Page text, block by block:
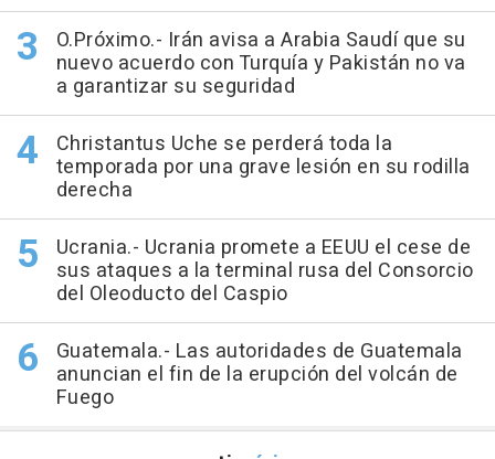
O.Próximo.- Irán avisa a Arabia Saudí que su
nuevo acuerdo con Turquía y Pakistán no va
a garantizar su seguridad
Christantus Uche se perderá toda la
temporada por una grave lesión en su rodilla
derecha
Ucrania.- Ucrania promete a EEUU el cese de
sus ataques a la terminal rusa del Consorcio
del Oleoducto del Caspio
Guatemala.- Las autoridades de Guatemala
anuncian el fin de la erupción del volcán de
Fuego